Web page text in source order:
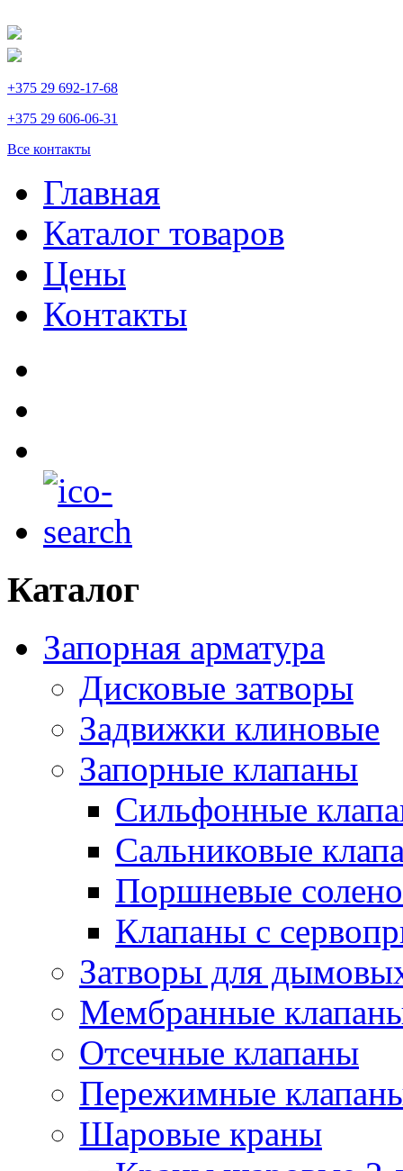
+375 29 692-17-68
+375 29 606-06-31
Все контакты
Главная
Каталог товаров
Цены
Контакты
Каталог
Запорная арматура
Дисковые затворы
Задвижки клиновые
Запорные клапаны
Сильфонные
Сальниковые
Поршневые
Клапаны с
Затворы для
Мембранные
Отсечные клапаны
Пережимные
Шаровые краны